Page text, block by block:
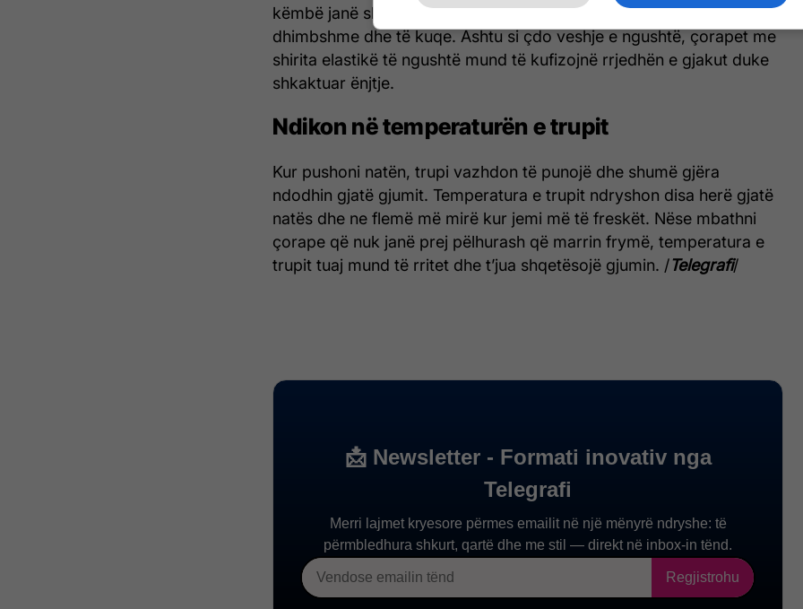
këmbë janë shumë të ngushta, mund të zgjoheni me shenja të
dhimbshme dhe të kuqe. Ashtu si çdo veshje e ngushtë, çorapet me
shirita elastikë të ngushtë mund të kufizojnë rrjedhën e gjakut duke
shkaktuar ënjtje.
Ndikon në temperaturën e trupit
Kur pushoni natën, trupi vazhdon të punojë dhe shumë gjëra
ndodhin gjatë gjumit. Temperatura e trupit ndryshon disa herë gjatë
natës dhe ne flemë më mirë kur jemi më të freskët. Nëse mbathni
çorape që nuk janë prej pëlhurash që marrin frymë, temperatura e
trupit tuaj mund të rritet dhe t’jua shqetësojë gjumin. /Telegrafi/